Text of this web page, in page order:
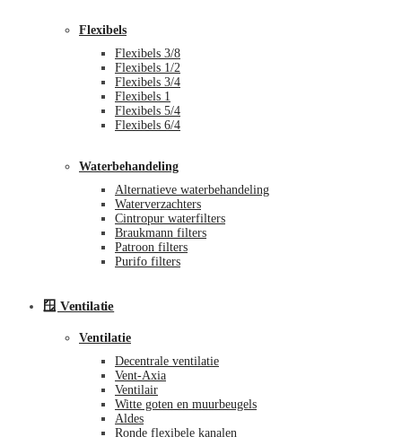
Flexibels
Flexibels 3/8
Flexibels 1/2
Flexibels 3/4
Flexibels 1
Flexibels 5/4
Flexibels 6/4
Waterbehandeling
Alternatieve waterbehandeling
Waterverzachters
Cintropur waterfilters
Braukmann filters
Patroon filters
Purifo filters
🪟 Ventilatie
Ventilatie
Decentrale ventilatie
Vent-Axia
Ventilair
Witte goten en muurbeugels
Aldes
Ronde flexibele kanalen